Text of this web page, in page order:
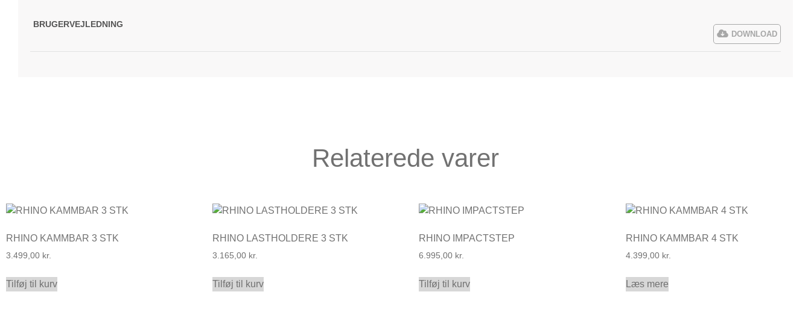
BRUGERVEJLEDNING
DOWNLOAD
Relaterede varer
RHINO KAMMBAR 3 STK
3.499,00 kr.
Tilføj til kurv
RHINO LASTHOLDERE 3 STK
3.165,00 kr.
Tilføj til kurv
RHINO IMPACTSTEP
6.995,00 kr.
Tilføj til kurv
RHINO KAMMBAR 4 STK
4.399,00 kr.
Læs mere